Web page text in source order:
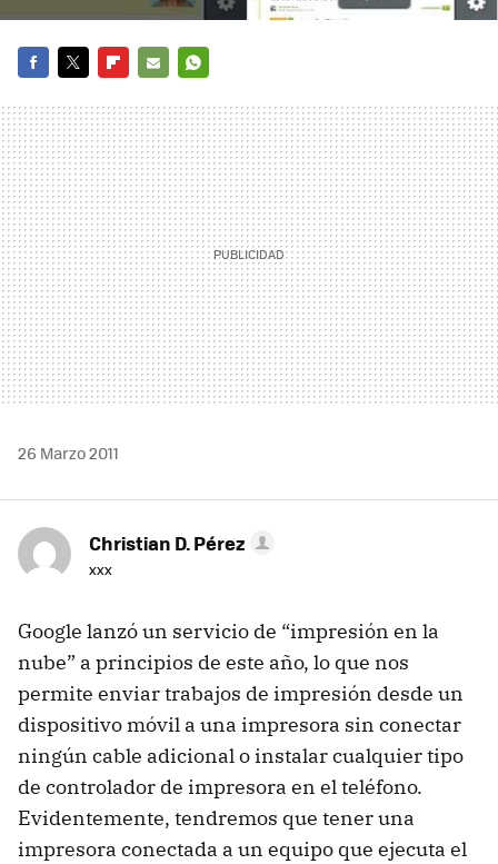
MAIL
26 Marzo 2011
Christian D. Pérez
xxx
Google lanzó un servicio de “impresión en la
nube” a principios de este año, lo que nos
permite enviar trabajos de impresión desde un
dispositivo móvil a una impresora sin conectar
ningún cable adicional o instalar cualquier tipo
de controlador de impresora en el teléfono.
Evidentemente, tendremos que tener una
impresora conectada a un equipo que ejecuta el